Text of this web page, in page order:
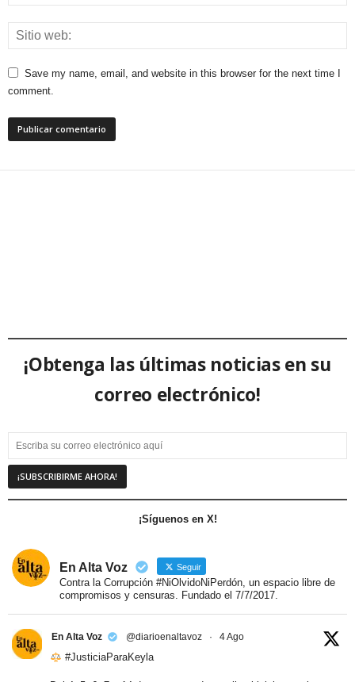
Save my name, email, and website in this browser for the next time I
comment.
¡Obtenga las últimas noticias en su
correo electrónico!
¡Síguenos en X!
En Alta Voz Seguir
Contra la Corrupción #NiOlvidoNiPerdón, un espacio libre de
compromisos y censuras. Fundado el 7/7/2017.
En Alta Voz @diarioenaltavoz · 4 Ago
#JusticiaParaKeyla